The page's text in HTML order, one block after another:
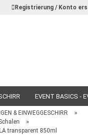
Registrierung / Konto
EVENT BASICS -
& EINWEGGESCHIRR »
»
transparent 850ml